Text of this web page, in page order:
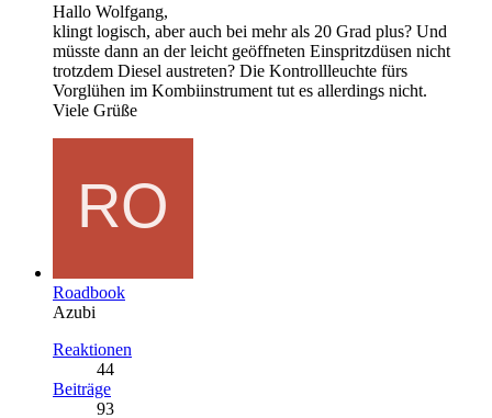
Hallo Wolfgang,
klingt logisch, aber auch bei mehr als 20 Grad plus? Und
müsste dann an der leicht geöffneten Einspritzdüsen nicht
trotzdem Diesel austreten? Die Kontrollleuchte fürs
Vorglühen im Kombiinstrument tut es allerdings nicht.
Viele Grüße
Roadbook
Azubi
Reaktionen
44
Beiträge
93